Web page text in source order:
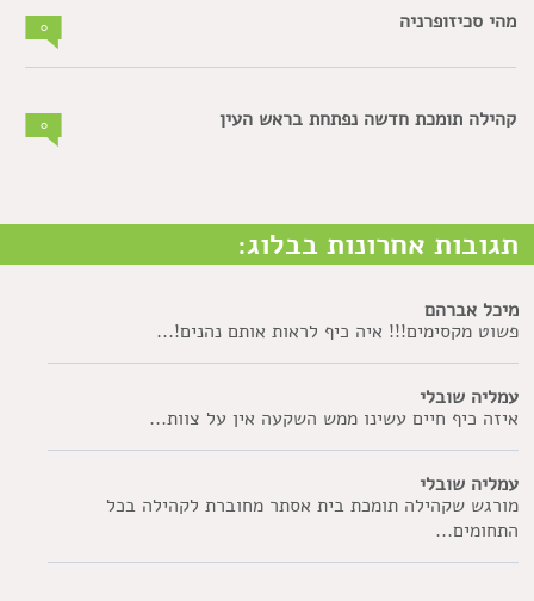
מהי סכיזופרניה
קהילה תומכת חדשה נפתחת בראש העין
תגובות אחרונות בבלוג:
מיכל אברהם
פשוט מקסימים!!! איה כיף לראות אותם נהנים!...
עמליה שובלי
איזה כיף חיים עשינו ממש השקעה אין על צוות...
עמליה שובלי
מורגש שקהילה תומכת בית אסתר מחוברת לקהילה בכל
התחומים...